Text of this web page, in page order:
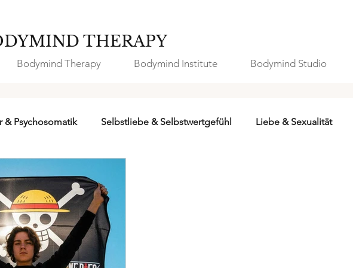
THERAPY
Bodymind Therapy Bodymind Institute Bodymind Studio
& Psychosomatik Selbstliebe & Selbstwertgefühl Liebe & Sexualität